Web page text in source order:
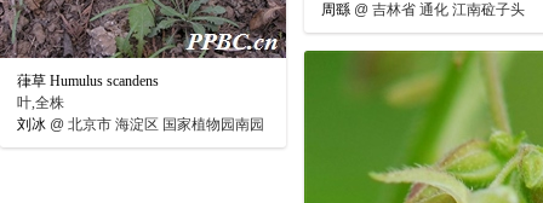
周繇 @ 吉林省 通化 江南砬子头
葎草 Humulus scandens
叶,全株
刘冰 @ 北京市 海淀区 国家植物园南园